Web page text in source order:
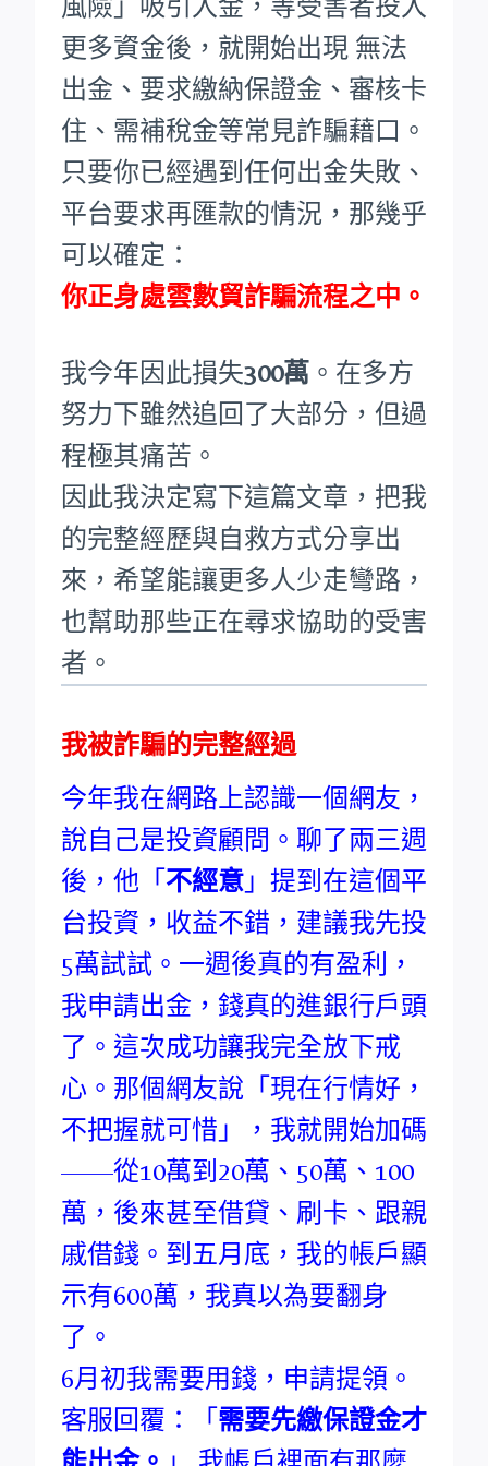
更多資金後，就開始出現 無法
出金、要求繳納保證金、審核卡
住、需補稅金等常見詐騙藉口。
只要你已經遇到任何出金失敗、
平台要求再匯款的情況，那幾乎
可以確定：
你正身處雲數貿詐騙流程之中。
我今年因此損失300萬 。在多方
努力下雖然追回了大部分，但過
程極其痛苦。
因此我決定寫下這篇文章，把我
的完整經歷與自救方式分享出
來，希望能讓更多人少走彎路，
也幫助那些正在尋求協助的受害
者。
我被詐騙的完整經過
今年我在網路上認識一個網友，
說自己是投資顧問。聊了兩三週
後，他「 不經意 」提到在這個平
台投資，收益不錯，建議我先投
5萬試試。一週後真的有盈利，
我申請出金，錢真的進銀行戶頭
了。這次成功讓我完全放下戒
心。那個網友說「現在行情好，
不把握就可惜」，我就開始加碼
——從10萬到20萬、50萬、100
萬，後來甚至借貸、刷卡、跟親
戚借錢。到五月底，我的帳戶顯
示有600萬，我真以為要翻身
了。
6月初我需要用錢，申請提領。
客服回覆：「 需要先繳保證金才